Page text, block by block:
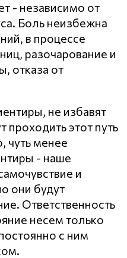
- независимо от
Боль неизбежна
в процессе
разочарование и
отказа от
не избавят
проходить этот путь
чуть менее
- наше
и
они будут
Ответственность
несем только
с ним